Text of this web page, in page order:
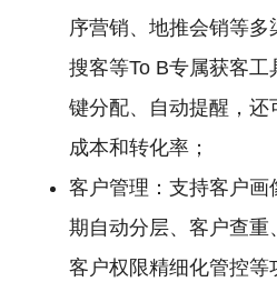
序营销、地推会销等
搜客等To B专属获客
键分配、自动提醒，
成本和转化率；
客户管理：支持客户画
期自动分层、客户查重
客户权限精细化管控